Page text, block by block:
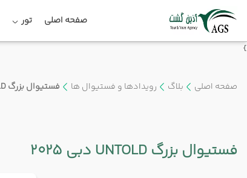
صفحه اصلی تور
}
صفحه اصلی بلاگ رویدادها و فستیوال ها فستیوال بزرگ UNTOLD دبی ۲۰۲۵
فستیوال بزرگ UNTOLD دبی ۲۰۲۵